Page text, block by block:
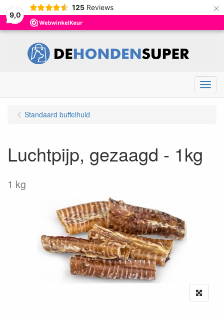
9,0
125 Reviews ×
Menu
Standaard buffelhuid
Luchtpijp, gezaagd - 1kg
1 kg